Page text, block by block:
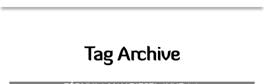
Tag Archive